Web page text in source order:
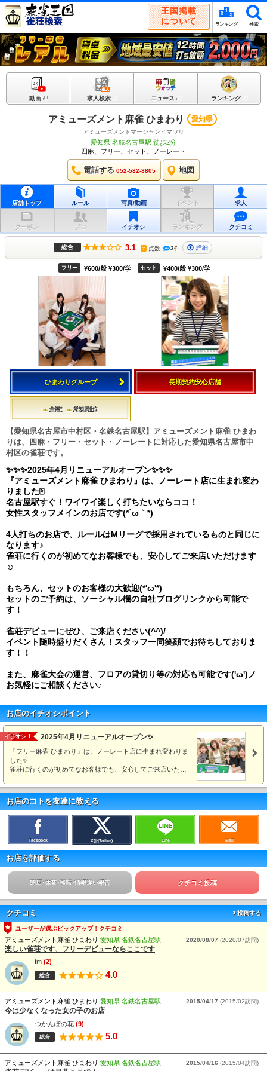
王国掲載
について
ランキング 検索
動画 求人検索 ニュース ランキング
アミューズメント麻雀 ひまわり 愛知県
アミューズメントマージャンヒマワリ
愛知県 名鉄名古屋駅 徒歩2分
四麻、フリー、セット、ノーレート
電話する 052-582-8805 地図
店舗トップ ルール 写真/動画 イベント 求人
クーポン プロ イチオシ ランキング クチコミ
総合 3.1 ? 点数 3件 詳細
フリー ¥600/般 ¥300/学 セット ¥400/般 ¥300/学
ひまわりグループ 長期契約安心店舗
全国* 愛知県6位
【愛知県名古屋市中村区・名鉄名古屋駅】アミューズメント麻雀 ひまわ
りは、四麻・フリー・セット・ノーレートに対応した愛知県名古屋市中
村区の雀荘です。
✨✨✨2025年4月リニューアルオープン✨✨✨
『アミューズメント麻雀 ひまわり』は、ノーレート店に生まれ変わ
りました🀄
名古屋駅すぐ！ワイワイ楽しく打ちたいならココ！
女性スタッフメインのお店です(*´ω｀*)
4人打ちのお店で、ルールはMリーグで採用されているものと同じに
なります♪
雀荘に行くのが初めてなお客様でも、安心してご来店いただけます
☺
もちろん、セットのお客様の大歓迎(*'ω'*)
セットのご予約は、ソーシャル欄の自社ブログリンクから可能で
す！
雀荘デビューにぜひ、ご来店ください(^^)/
イベント随時盛りだくさん！スタッフ一同笑顔でお待ちしておりま
す！！
また、麻雀大会の運営、フロアの貸切り等の対応も可能です('ω')ノ
お気軽にご相談ください♪
お店のイチオシポイント
イチオシ 1 2025年4月リニューアルオープン✨
『フリー麻雀 ひまわり』は、ノーレート店に生まれ変わりま
した✨
雀荘に行くのが初めてなお客様でも、安心してご来店いた…
お店のコトを友達に教える
Facebook X(旧Twitter) Line Mail
お店を評価する
閉店･休業･移転･情報違い報告 クチコミ投稿
クチコミ 投稿する
ユーザーが選ぶピックアップ！クチコミ
アミューズメント麻雀 ひまわり 愛知県 名鉄名古屋駅
楽しい雀荘です、フリーデビューならここです
2020/08/07 (2020/07訪問)
fm (2)
総合 4.0
アミューズメント麻雀 ひまわり 愛知県 名鉄名古屋駅
今は少なくなった女の子のお店
2015/04/17 (2015/02訪問)
つかんぽの花 (9)
総合 5.0
アミューズメント麻雀 ひまわり 愛知県 名鉄名古屋駅 2015/04/16 (2015/04訪問)